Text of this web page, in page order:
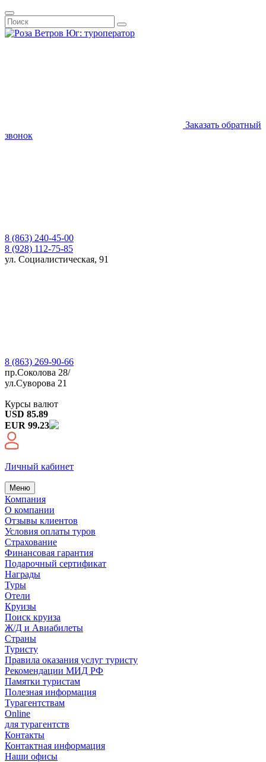
Заказать обратный
звонок
8 (863) 240-45-00
8 (928) 112-75-85
ул. Социалистическая, 91
8 (863) 269-90-66
пр.Соколова 28/
ул.Суворова 21
Курсы валют
USD 85.89
EUR 99.23
Личный кабинет
Меню
Компания
О компании
Отзывы клиентов
Условия оплаты туров
Страхование
Финансовая гарантия
Подарочный сертификат
Награды
Туры
Отели
Круизы
Поиск круиза
Ж/Д и Авиабилеты
Страны
Туристу
Правила оказания услуг туристу
Рекомендации МИД РФ
Памятки туристам
Полезная информация
Турагентствам
Online
для турагентств
Контакты
Контактная информация
Наши офисы